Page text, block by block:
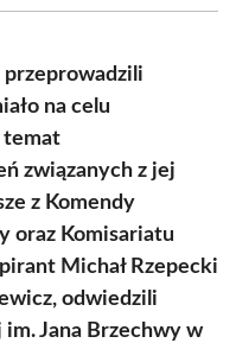
na celu
temat
związanych z jej
z Komendy
oraz Komisariatu
Michał Rzepecki
odwiedzili
Jana Brzechwy w